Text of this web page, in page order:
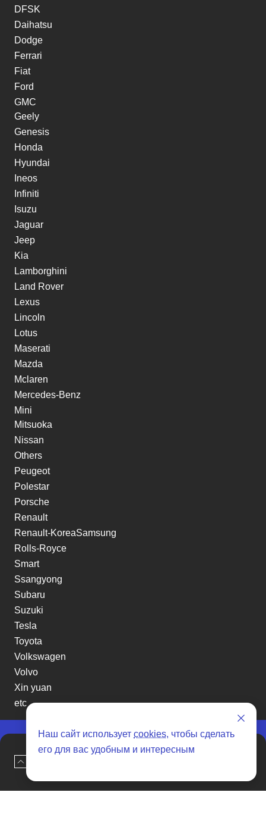
DFSK
Daihatsu
Dodge
Ferrari
Fiat
Ford
GMC
Geely
Genesis
Honda
Hyundai
Ineos
Infiniti
Isuzu
Jaguar
Jeep
Kia
Lamborghini
Land Rover
Lexus
Lincoln
Lotus
Maserati
Mazda
Mclaren
Mercedes-Benz
Mini
Mitsuoka
Nissan
Others
Peugeot
Polestar
Porsche
Renault
Renault-KoreaSamsung
Rolls-Royce
Smart
Ssangyong
Subaru
Suzuki
Tesla
Toyota
Volkswagen
Volvo
Xin yuan
etc
Отзывы о SENAT CARS
Наш сайт использует cookies, чтобы сделать
его для вас удобным и интересным